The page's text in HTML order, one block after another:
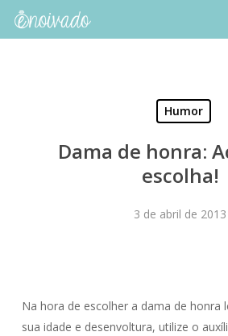
Skip
Humor
Dama de honra:
escolha!
3 de abril de 2013
Na hora de escolher a dama de honra
sua idade e desenvoltura, utilize o